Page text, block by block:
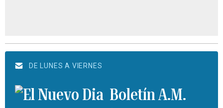
DE LUNES A VIERNES
Boletín A.M.